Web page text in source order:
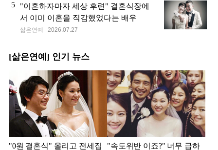
5
"이혼하자마자 세상 후련" 결혼식장에
서 이미 이혼을 직감했었다는 배우
삶은연예 2026.07.27
[삶은연예] 인기 뉴스
"0원 결혼식" 올리고 전세집
"속도위반 이죠?" 너무 급하